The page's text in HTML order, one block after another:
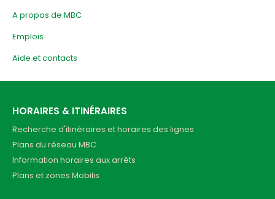
A propos de MBC
Emplois
Aide et contacts
HORAIRES & ITINÉRAIRES
Recherche d'itinéraires et horaires des lignes
Plans du réseau MBC
Information horaires aux arrêts
Plans et zones Mobilis